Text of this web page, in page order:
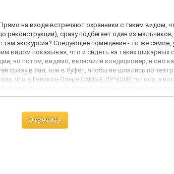
на входе встречают охранники с таким видом,
реконструкции), сразу подбегает один из
там экскурсия? Следующее помещение - то же
видом показывая, что и сидеть на таких шикарных
но потом, видимо, включили кондиционер, и оно
сразу в зал, или в буфет, чтобы не шлялись по
что в Геликон-Опере САМЫЕ ЛУЧШИЕ голоса, а
бы и дальше, потому, что некоторые вещи
персонал, приятный театр.
Ответить